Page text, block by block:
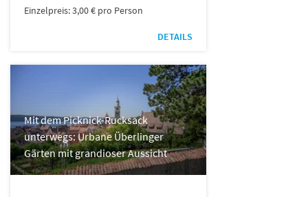
Einzelpreis: 3,00 € pro Person
DETAILS
Mit dem Picknick-Rucksack
unterwegs: Urbane Überlinger
Gärten mit grandioser Aussicht